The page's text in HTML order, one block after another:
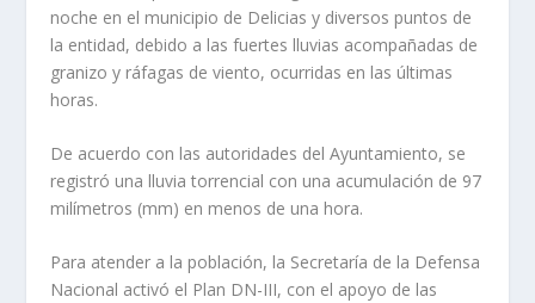
noche en el municipio de Delicias y diversos puntos de
la entidad, debido a las fuertes lluvias acompañadas de
granizo y ráfagas de viento, ocurridas en las últimas
horas.
De acuerdo con las autoridades del Ayuntamiento, se
registró una lluvia torrencial con una acumulación de 97
milímetros (mm) en menos de una hora.
Para atender a la población, la Secretaría de la Defensa
Nacional activó el Plan DN-III, con el apoyo de las